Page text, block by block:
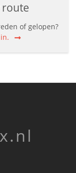
route
of gelopen?